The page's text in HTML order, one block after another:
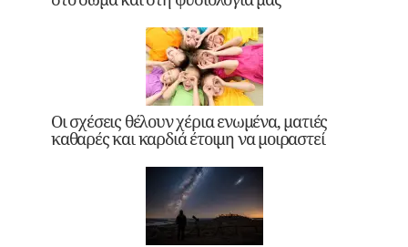
Οι σχέσεις θέλουν χέρια ενωμένα, ματιές
καθαρές και καρδιά έτοιμη να μοιραστεί